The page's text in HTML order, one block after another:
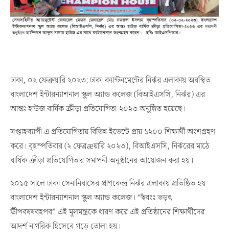
ঢাকা, ০২ ফেব্রুয়ারি ২০২৩: ঢাকা ক্যান্টনমেন্টের নির্ঝর এলাকায় অবস্থিত
বাংলাদেশ ইন্টারন্যাশনাল স্কুল অ্যান্ড কলেজ (বিআইএসসি, নির্ঝর) এর
আন্তঃ হাউজ বার্ষিক ক্রীড়া প্রতিযোগিতা-২০২৩ অনুষ্ঠিত হয়েছে।
সপ্তাহব্যাপী এ প্রতিযোগিতায় বিভিন্ন ইভেন্টে প্রায় ১২০০ শিক্ষার্থী অংশগ্রহণ
করে। বৃহস্পতিবার (২ ফেব্রæয়ারি ২০২৩), বিআইএসসি, নির্ঝরের মাঠে
বার্ষিক ক্রীড়া প্রতিযোগিতার সমাপনী অনুষ্ঠানের আয়োজন করা হয়।
২০১৫ সালে ঢাকা সেনানিবাসের প্রাণকেন্দ্র নির্ঝর এলাকায় প্রতিষ্ঠিত হয়
বাংলাদেশ ইন্টারন্যাশনাল স্কুল অ্যান্ড কলেজ। “ছঁবংঃ ভড়ৎ
ঊীপবষষবহপব” এই মূলমন্ত্রকে ধারণ করে এই প্রতিষ্ঠানের শিক্ষার্থীদের
আদর্শ নাগরিক হিসেবে গড়ে তোলা হয়।